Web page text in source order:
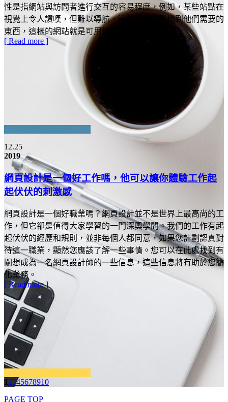
性是指網站與訪問者進行交互的容易程度，例如，某些站點在
視覺上令人讚嘆，但難以導航，這使用戶很難找到他們需要的
東西，這樣的網站就是可用性不好的網站。
[ Read more ]
12.25
2019
網頁設計是一個好工作嗎，他可以讓你體驗工作起
起伏伏的刺激感
網頁設計是一個好職業嗎？網頁設計並不是世界上最高尚的工
作，但它卻是值得大家學習的一門深奧學問。我們的工作有起
起伏伏的經歷和規則，並非每個人都同意，如果您計劃認真對
待這一職業，顯然您應該了解一些事情。您可以在此處找到有
關想成為一名網頁設計師的一些信息，這些信息將有助於您簡
化業務。
[ Read more ]
12345678910
PAGE TOP